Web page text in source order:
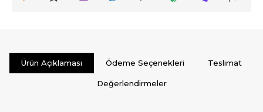
Ürün Açıklaması Ödeme Seçenekleri Teslimat
Değerlendirmeler